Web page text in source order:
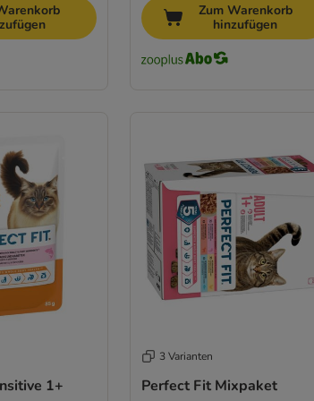
Zum Warenkorb
hinzufügen
1+
3 Varianten
Perfect Fit Mixpaket